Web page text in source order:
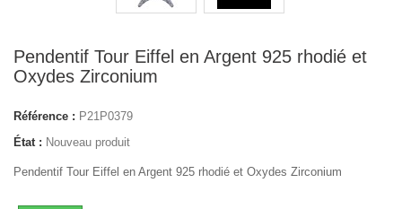
Pendentif Tour Eiffel en Argent 925 rhodié et
Oxydes Zirconium
Référence : P21P0379
État : Nouveau produit
Pendentif Tour Eiffel en Argent 925 rhodié et Oxydes Zirconium